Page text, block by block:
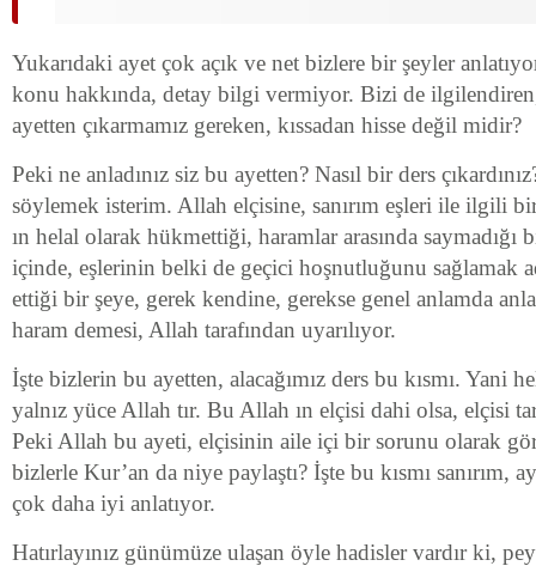
Yukarıdaki ayet çok açık ve net bizlere bir şeyler
konu hakkında, detay bilgi vermiyor. Bizi de
ayetten çıkarmamız gereken, kıssadan hisse değil midir?
Peki ne anladınız siz bu ayetten? Nasıl bir ders
söylemek isterim. Allah elçisine, sanırım eşleri ile ilgili
ın helal olarak hükmettiği, haramlar arasında
içinde, eşlerinin belki de geçici hoşnutluğunu sağlamak
ettiği bir şeye, gerek kendine, gerekse genel anlamda
haram demesi, Allah tarafından uyarılıyor.
İşte bizlerin bu ayetten, alacağımız ders bu kısmı. Yani
yalnız yüce Allah tır. Bu Allah ın elçisi dahi olsa, elçisi
Peki Allah bu ayeti, elçisinin aile içi bir sorunu olarak
bizlerle Kur’an da niye paylaştı? İşte bu kısmı sanırım,
çok daha iyi anlatıyor.
Hatırlayınız günümüze ulaşan öyle hadisler vardır ki,